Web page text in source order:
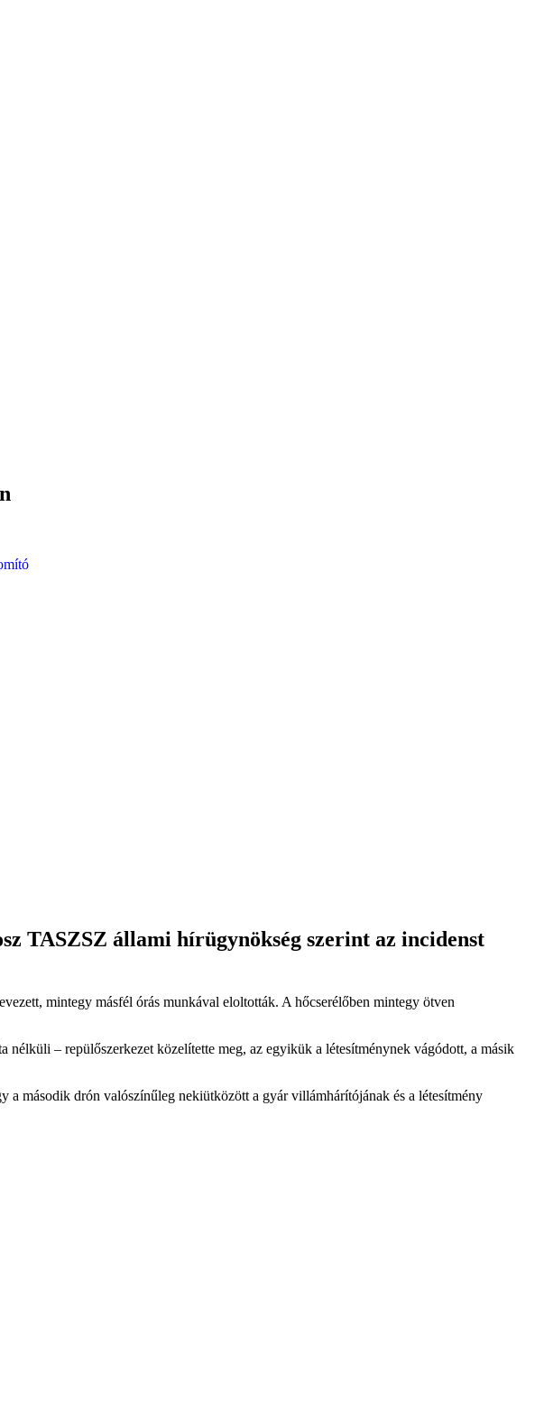
TASZSZ állami hírügynökség szerint az incidenst
mintegy másfél órás munkával eloltották. A hőcserélőben mintegy ötven
– repülőszerkezet közelítette meg, az egyikük a létesítménynek vágódott, a másik
a második drón valószínűleg nekiütközött a gyár villámhárítójának és a létesítmény